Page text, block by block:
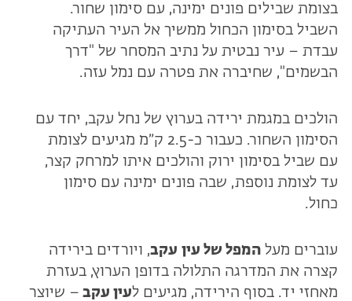
בצומת שבילים פונים ימינה, עם סימון שחור.
השביל בסימון הכחול ממשיך אל העיר העתיקה
עבדת – עיר נבטית על נתיב המסחר של "דרך
הבשמים", שחיברה את פטרה עם נמל עזה.
הולכים במגמת ירידה בערוץ של נחל עקב, יחד עם
הסימון השחור. כעבור כ-2.5 ק״מ מגיעים לצומת
עם שביל בסימון ירוק והולכים איתו למרחק קצר,
עד לצומת נוספת, שבה פונים ימינה עם סימון
כחול.
עוברים מעלהמפל של עין עקב, ויורדים בירידה
קצרה את המדרגה התלולה בדופן הערוץ, בעזרת
מאחזי יד. בסוף הירידה, מגיעים לעין עקב – שיוצר